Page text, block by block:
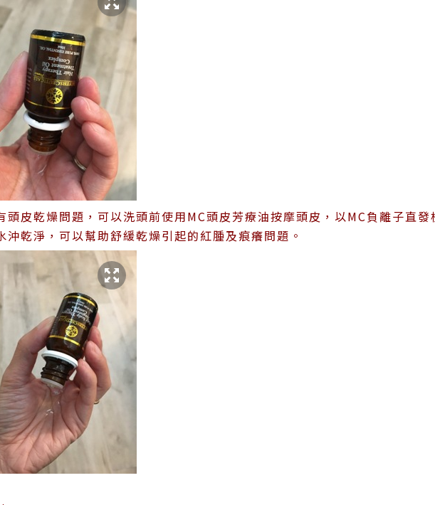
頭皮乾燥問題，可以洗頭前使用MC頭皮芳療油按摩頭皮，以MC負離子直
沖乾淨，可以幫助舒緩乾燥引起的紅腫及痕癢問題。